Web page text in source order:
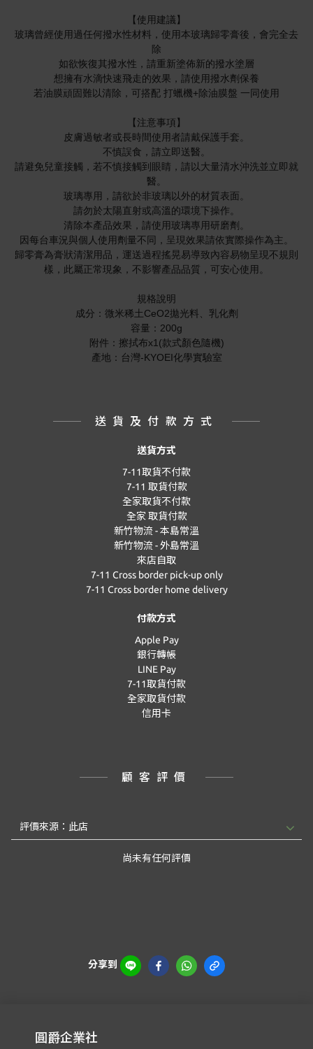
【使用建議】
玻璃曾經使用過任何撥水性材料，使用本玻璃歸零膏後，會完全去
除
如欲恢復其撥水性，請重新塗佈新的撥水塗層
想擁有水滴快速飛走的效果，請使用撥水劑保養
若油膜頑固難以清除，可搭配 打蠟機+除油膜盤 一同使用
【注意事項】
皮膚過敏者或長時間使用者請戴保護手套。
不慎誤食，請立即送醫。
請避免兒童接觸，若不慎接觸到眼睛，請以大量清水沖洗並立即就
醫。
玻璃專用，請欲於非玻璃以外的材質表面。
請勿於太陽直射或高溫的環境下操作。
清除本產品效果，請使用玻璃專用研磨劑。
因每台車況與個人使用劑量不同，呈現效果請依實際操作為主。
歸零膏為膏狀清潔用品，運送過程搖晃易導致內容易物呈現不規則
樣，此屬正常現象，不影響產品品質，可安心使用。
規格說明
成分：微米稀土CeO2拋光料、乳化劑
容量：200g
附件：擦拭布x1(款式顏色隨機)
產地：台灣-KYOEI化學實驗室
送貨及付款方式
送貨方式
7-11取貨不付款
7-11 取貨付款
全家取貨不付款
全家 取貨付款
新竹物流 - 本島常溫
新竹物流 - 外島常溫
來店自取
7-11 Cross border pick-up only
7-11 Cross border home delivery
付款方式
Apple Pay
銀行轉帳
LINE Pay
7-11取貨付款
全家取貨付款
信用卡
顧客評價
尚未有任何評價
分享到
圓爵企業社